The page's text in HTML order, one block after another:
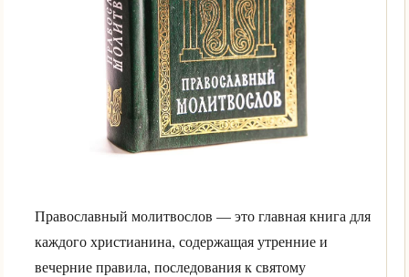
Православный молитвослов — это главная книга для
каждого христианина, содержащая утренние и
вечерние правила, последования к святому